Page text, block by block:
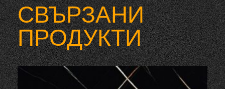
СВЪРЗАНИ
ПРОДУКТИ